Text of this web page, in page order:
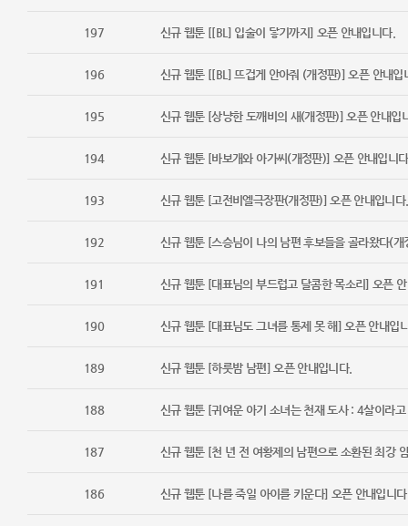
197 신규 웹툰 [[BL] 입술이 닿기까지] 오픈 안내입니다.
196 신규 웹툰 [[BL] 뜨겁게 안아줘 (개정판)] 오픈 안내입
195 신규 웹툰 [상냥한 도깨비의 새(개정판)] 오픈 안내입
194 신규 웹툰 [바보개와 아가씨(개정판)] 오픈 안내입니
193 신규 웹툰 [고전비엘극장판(개정판)] 오픈 안내입니다.
192 신규 웹툰 [스승님이 나의 남편 후보들을 골라왔다(
191 신규 웹툰 [대표님의 부드럽고 달콤한 목소리] 오픈
190 신규 웹툰 [대표님도 그녀를 통제 못 해] 오픈 안내입
189 신규 웹툰 [하룻밤 남편] 오픈 안내입니다.
188 신규 웹툰 [귀여운 아기 소녀는 천재 도사 : 4살이라
187 신규 웹툰 [천 년 전 여황제의 남편으로 소환된 최강
186 신규 웹툰 [나를 죽일 아이를 키운다] 오픈 안내입니